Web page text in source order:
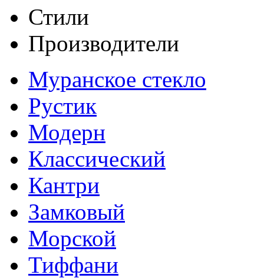
Стили
Производители
Муранское стекло
Рустик
Модерн
Классический
Кантри
Замковый
Морской
Тиффани